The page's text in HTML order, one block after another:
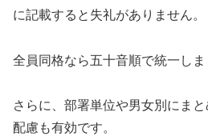
に記載すると失礼がありません。
全員同格なら五十音順で統一しま
さらに、部署単位や男女別にま
配慮も有効です。